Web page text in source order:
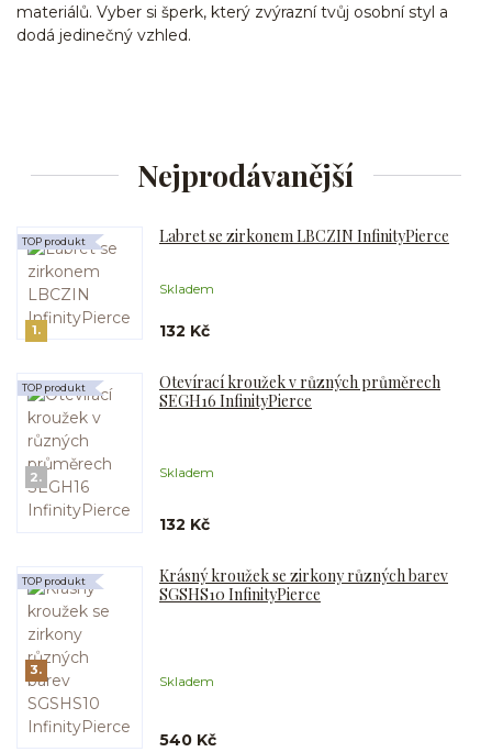
materiálů. Vyber si šperk, který zvýrazní tvůj osobní styl a
dodá jedinečný vzhled.
Nejprodávanější
1.
Labret se zirkonem LBCZIN InfinityPierce
Skladem
TOP produkt
132 Kč
2.
Otevírací kroužek v různých průměrech
SEGH16 InfinityPierce
Skladem
TOP produkt
132 Kč
3.
Krásný kroužek se zirkony různých barev
SGSHS10 InfinityPierce
Skladem
TOP produkt
540 Kč